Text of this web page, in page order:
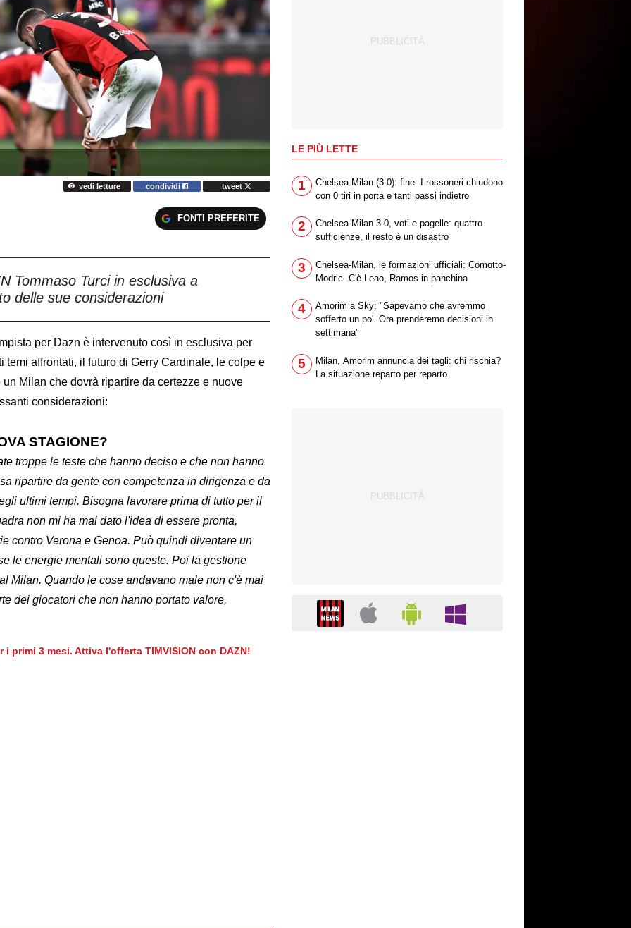
vedi letture condividi tweet
FONTI PREFERITE
Tommaso Turci in esclusiva a
delle sue considerazioni
per Dazn è intervenuto così in esclusiva per
temi affrontati, il futuro di Gerry Cardinale, le colpe e
Milan che dovrà ripartire da certezze e nuove
considerazioni:
STAGIONE?
troppe le teste che hanno deciso e che non hanno
ripartire da gente con competenza in dirigenza e da
ultimi tempi. Bisogna lavorare prima di tutto per il
non mi ha mai dato l'idea di essere pronta,
contro Verona e Genoa. Può quindi diventare un
le energie mentali sono queste. Poi la gestione
Milan. Quando le cose andavano male non c'è mai
dei giocatori che non hanno portato valore,
i primi 3 mesi. Attiva l'offerta TIMVISION con DAZN!
LE PIÙ LETTE
1
Chelsea-Milan (3-0): fine. I rossoneri chiudono
con 0 tiri in porta e tanti passi indietro
2
Chelsea-Milan 3-0, voti e pagelle: quattro
sufficienze, il resto è un disastro
3
Chelsea-Milan, le formazioni ufficiali: Comotto-
Modric. C'è Leao, Ramos in panchina
4
Amorim a Sky: "Sapevamo che avremmo
sofferto un po'. Ora prenderemo decisioni in
settimana"
5
Milan, Amorim annuncia dei tagli: chi rischia?
La situazione reparto per reparto